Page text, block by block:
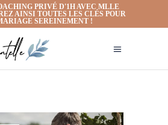
PRIVÉ D'1H AVEC MLLE
AINSI TOUTES LES CLÉS POUR
SEREINEMENT !